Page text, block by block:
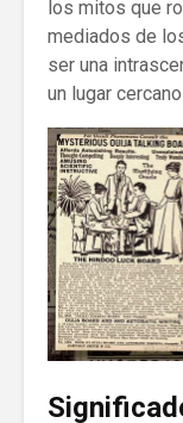
los mitos que
mediados de
ser una
un lugar